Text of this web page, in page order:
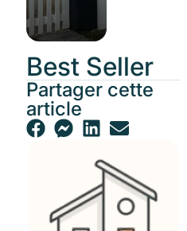
Best Seller
Partager cette
article